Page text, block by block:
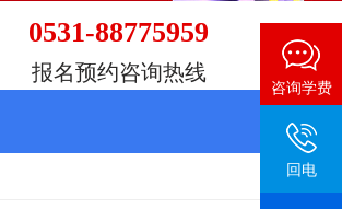
0531-88775959
报名预约咨询热线
咨询学费
回电